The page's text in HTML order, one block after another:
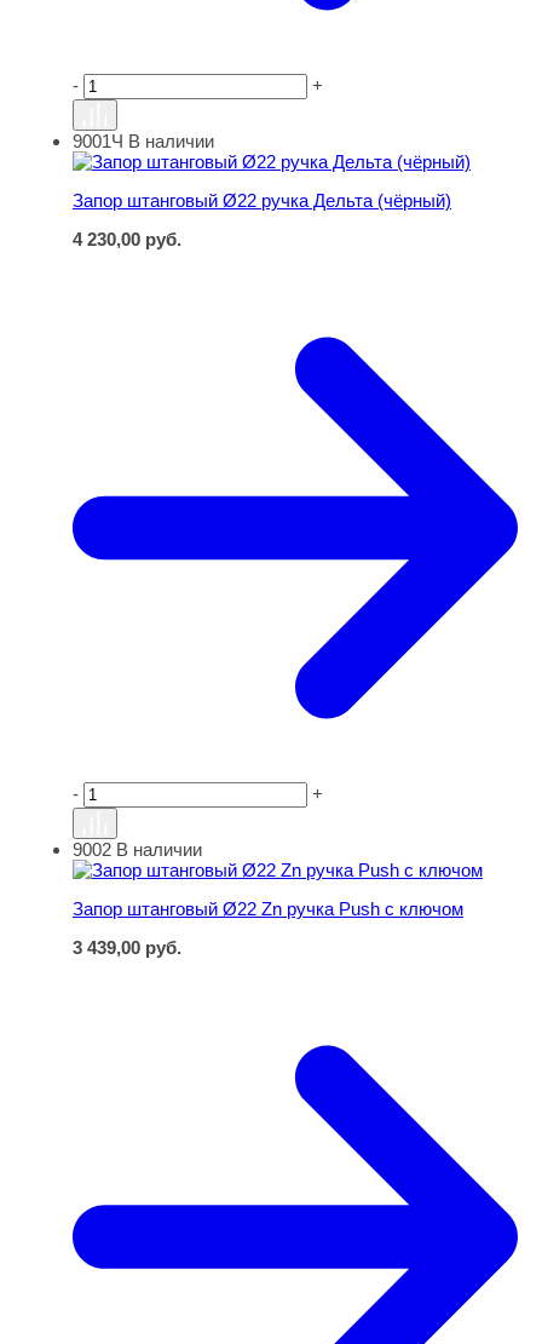
- +
Запор штанговый Ø22 ручка Дельта (чёрный)
9001Ч В наличии
Запор штанговый Ø22 ручка Дельта (чёрный)
4 230,00 руб.
- +
Запор штанговый Ø22 Zn ручка Push с ключом
9002 В наличии
Запор штанговый Ø22 Zn ручка Push с ключом
3 439,00 руб.